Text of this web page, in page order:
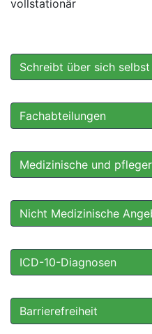
vollstationär
Schreibt über sich selbst
Fachabteilungen
Medizinische und
Nicht Medizinische
ICD-10-Diagnosen
Barrierefreiheit